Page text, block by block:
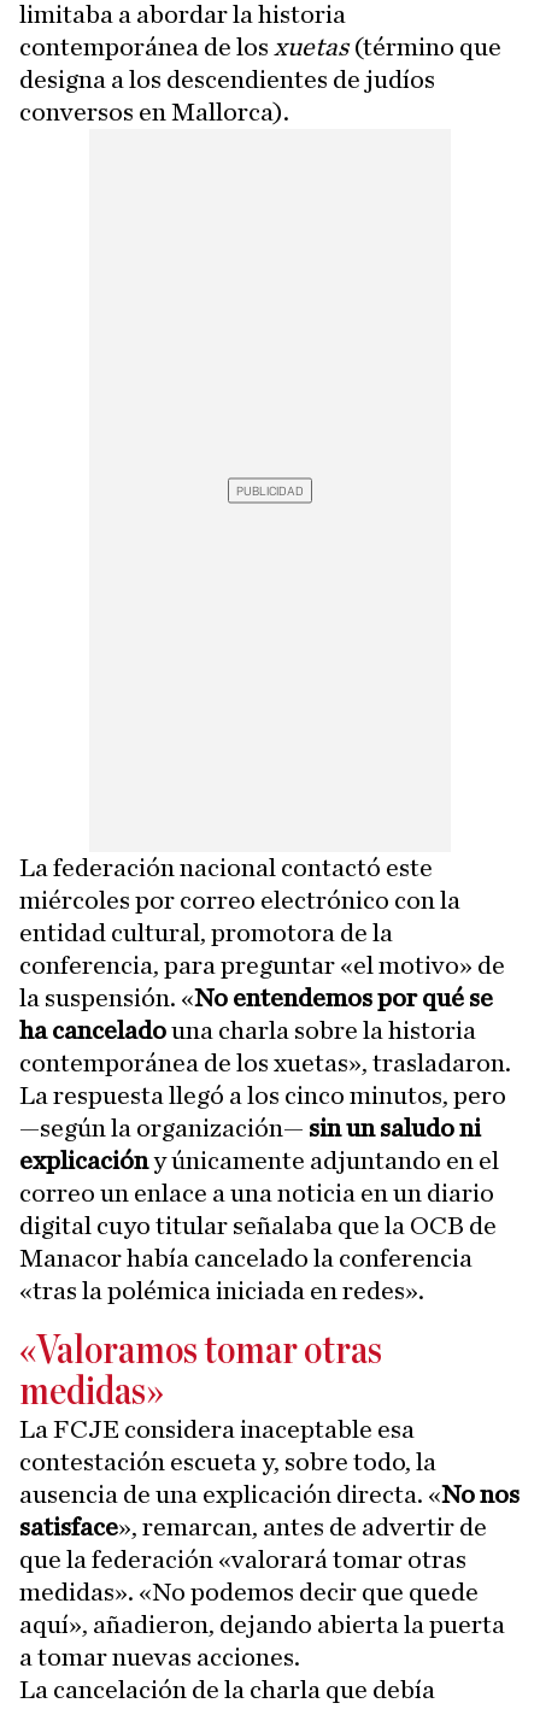
limitaba a abordar la historia
contemporánea de los xuetas(término que
designa a los descendientes de judíos
conversos en Mallorca).
La federación nacional contactó este
miércoles por correo electrónico con la
entidad cultural, promotora de la
conferencia, para preguntar «el motivo» de
la suspensión. «No entendemos por qué se
ha canceladouna charla sobre la historia
contemporánea de los xuetas», trasladaron.
La respuesta llegó a los cinco minutos, pero
—según la organización— sin un saludo ni
explicacióny únicamente adjuntando en el
correo un enlace a una noticia en un diario
digital cuyo titular señalaba que la OCB de
Manacor había cancelado la conferencia
«tras la polémica iniciada en redes».
«Valoramos tomar otras
medidas»
La FCJE considera inaceptable esa
contestación escueta y, sobre todo, la
ausencia de una explicación directa. «No nos
satisface», remarcan, antes de advertir de
que la federación «valorará tomar otras
medidas». «No podemos decir que quede
aquí», añadieron, dejando abierta la puerta
a tomar nuevas acciones.
La cancelación de la charla que debía